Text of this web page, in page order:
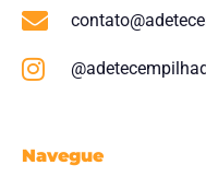
Navegue